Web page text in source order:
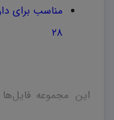
مناسب برای
۲۸
این مجموعه